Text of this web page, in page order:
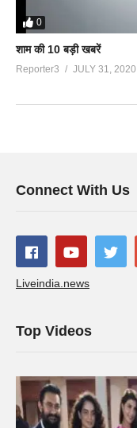
0
शाम की 10 बड़ी खबरें
Reporter3 JULY 31, 2020
Connect With Us
Liveindia.news
Top Videos